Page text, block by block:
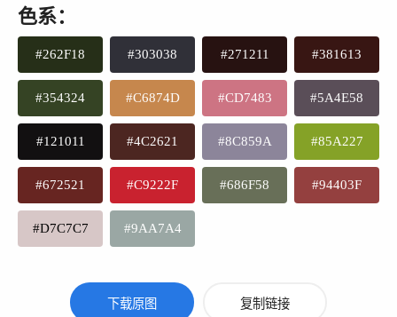
色系：
#262F18 #303038 #271211 #381613
#354324 #C6874D #CD7483 #5A4E58
#121011 #4C2621 #8C859A #85A227
#672521 #C9222F #686F58 #94403F
#D7C7C7 #9AA7A4
下载原图 复制链接